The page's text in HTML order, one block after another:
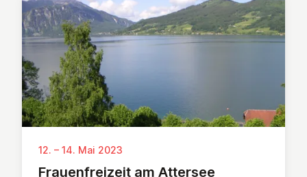
12. – 14. Mai 2023
Frau­en­frei­zeit am Attersee